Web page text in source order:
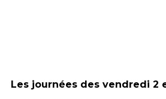
Les journées des vendredi 2